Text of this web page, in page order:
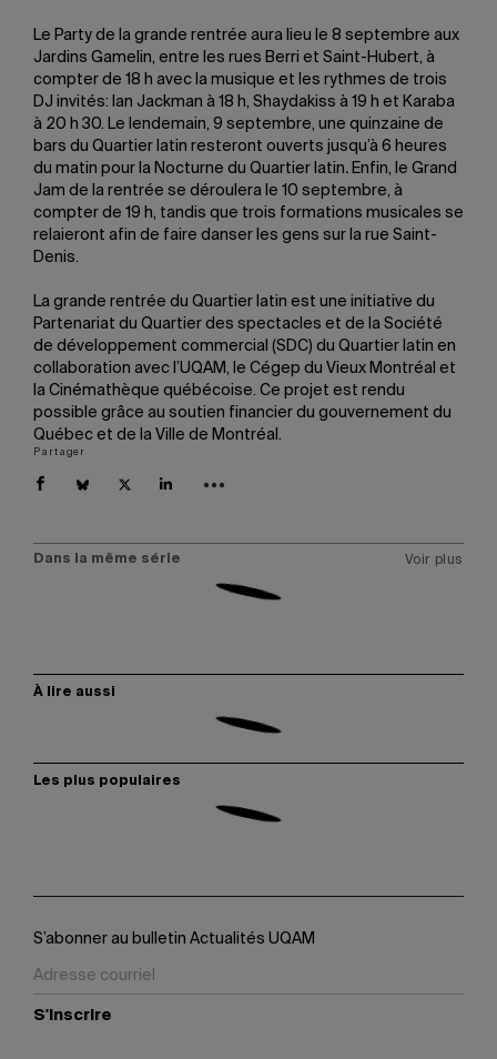
Le Party de la grande rentrée aura lieu le 8 septembre aux
Jardins Gamelin, entre les rues Berri et Saint-Hubert, à
compter de 18 h avec la musique et les rythmes de trois
DJ invités: Ian Jackman à 18 h, Shaydakiss à 19 h et Karaba
à 20 h 30. Le lendemain, 9 septembre, une quinzaine de
bars du Quartier latin resteront ouverts jusqu’à 6 heures
du matin pour la Nocturne du Quartier latin. Enfin, le Grand
Jam de la rentrée se déroulera le 10 septembre, à
compter de 19 h, tandis que trois formations musicales se
relaieront afin de faire danser les gens sur la rue Saint-
Denis.
La grande rentrée du Quartier latin est une initiative du
Partenariat du Quartier des spectacles et de la Société
de développement commercial (SDC) du Quartier latin en
collaboration avec l’UQAM, le Cégep du Vieux Montréal et
la Cinémathèque québécoise. Ce projet est rendu
possible grâce au soutien financier du gouvernement du
Québec et de la Ville de Montréal.
Partager
Dans la même série Voir plus
À lire aussi
Les plus populaires
S’abonner au bulletin Actualités UQAM
S'inscrire